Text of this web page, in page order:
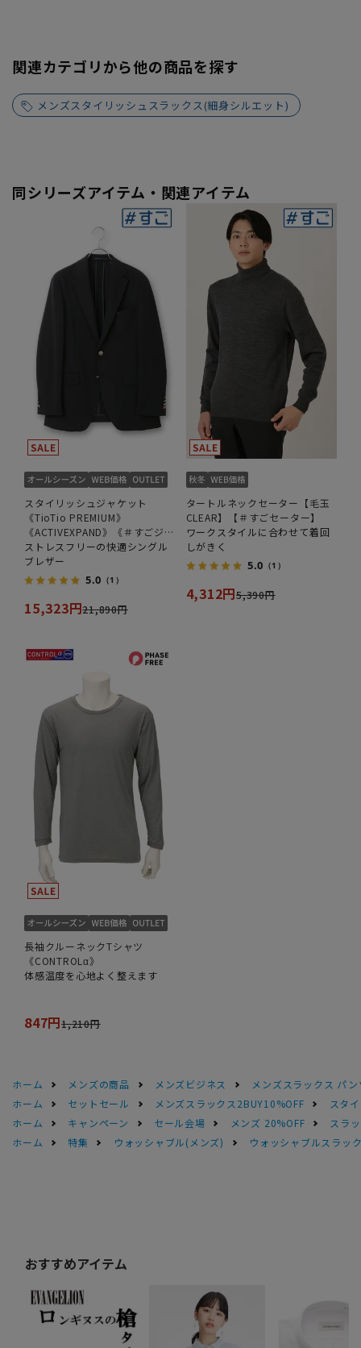
関連カテゴリから他の商品を探す
メンズスタイリッシュスラックス(細身シルエット)
同シリーズアイテム・関連アイテム
スタイリッシュジャケット
《TioTio PREMIUM》
《ACTIVEXPAND》《＃すごジャ
ケ》
ストレスフリーの快適シングル
ブレザー
5.0 （1）
15,323円21,890円
タートルネックセーター【毛玉
CLEAR】【＃すごセーター】
ワークスタイルに合わせて着回
しがきく
5.0 （1）
4,312円5,390円
長袖クルーネックTシャツ
《CONTROLα》
体感温度を心地よく整えます
847円1,210円
ホーム メンズの商品 メンズビジネス
メンズスラックス パン
ホーム
セットセール メンズスラックス2BUY10%OFF
スタ
ホーム
キャンペーン セール会場 メンズ 20%OFF
スラ
ホーム
特集 ウォッシャブル(メンズ) ウォッシャブルスラッ